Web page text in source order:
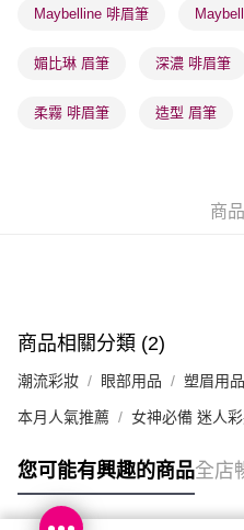
確認發貨後1-3 工作天送達，訂
每筆HK$65.00，滿HK$300.00
(香港門市) 只顯示可選門市。確
(澳門門市) 只顯示可選門市。確
Maybelline 啡眉筆
媚比琳 眉筆 深濃 啡眉筆
柔霧 啡眉筆 造型 眉筆
商
商品相關分類 (2)
潮流彩妝 眼部用品 塑眉用品
本月人氣推薦 女神必備 迷人
您可能有興趣的商品全店